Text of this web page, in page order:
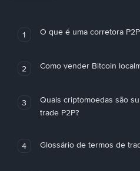
1 O que é uma corretora
2 Como vender Bitcoin
3
Quais criptomoedas são
trade P2P?
4 Glossário de termos de